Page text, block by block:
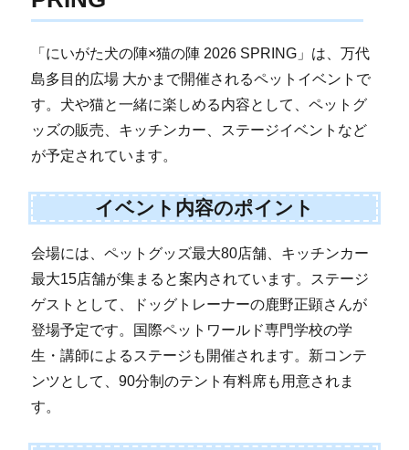
「にいがた犬の陣×猫の陣 2026 SPRING」は、万代
島多目的広場 大かまで開催されるペットイベントで
す。犬や猫と一緒に楽しめる内容として、ペットグ
ッズの販売、キッチンカー、ステージイベントなど
が予定されています。
イベント内容のポイント
会場には、ペットグッズ最大80店舗、キッチンカー
最大15店舗が集まると案内されています。ステージ
ゲストとして、ドッグトレーナーの鹿野正顕さんが
登場予定です。国際ペットワールド専門学校の学
生・講師によるステージも開催されます。新コンテ
ンツとして、90分制のテント有料席も用意されま
す。